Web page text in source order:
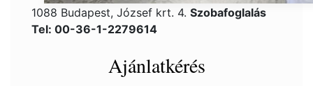
1088 Budapest, József krt. 4. Szobafoglalás
Tel: 00-36-1-2279614
Ajánlatkérés